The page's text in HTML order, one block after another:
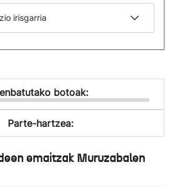
irisgarria
botoak:
Parte-hartzea:
emaitzak Muruzabalen